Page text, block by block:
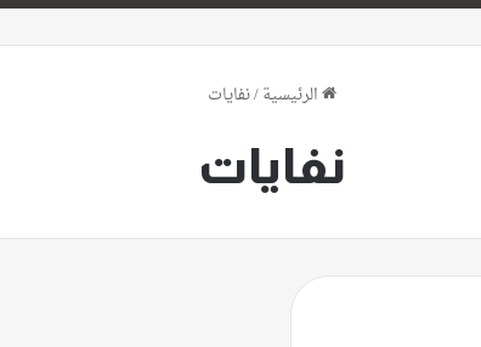
الرئيسية/نفايات
نفايات